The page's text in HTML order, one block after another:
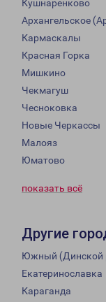
Кушнаренково
Архангельское
Кармаскалы
Красная Горка
Мишкино
Чекмагуш
Чесноковка
Новые Черкассы
Малояз
Юматово
показать всё
Другие
Южный (Динской
Екатеринославка
Караганда